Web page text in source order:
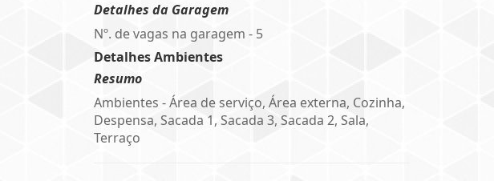
Detalhes da Garagem
Nº. de vagas na garagem - 5
Detalhes Ambientes
Resumo
Ambientes - Área de serviço, Área externa, Cozinha,
Despensa, Sacada 1, Sacada 3, Sacada 2, Sala,
Terraço